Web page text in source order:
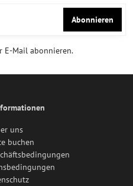
Abonnieren
E-Mail abonnieren.
uns
buchen